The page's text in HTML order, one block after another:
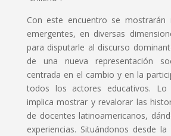
Con este encuentro se mostrarán
emergentes, en diversas
para disputarle al discurso
de una nueva representación
centrada en el cambio y en la
todos los actores educativos. Lo
implica mostrar y revalorar las
de docentes latinoamericanos,
experiencias. Situándonos desde